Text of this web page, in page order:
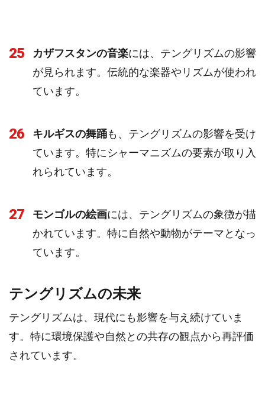
25 カザフスタンの音楽には、テングリズムの影響
が見られます。伝統的な楽器やリズムが使われ
ています。
26 キルギスの舞踊も、テングリズムの影響を受け
ています。特にシャーマニズムの要素が取り入
れられています。
27 モンゴルの絵画には、テングリズムの象徴が描
かれています。特に自然や動物がテーマとなっ
ています。
テングリズムの未来
テングリズムは、現代にも影響を与え続けていま
す。特に環境保護や自然との共存の観点から再評価
されています。